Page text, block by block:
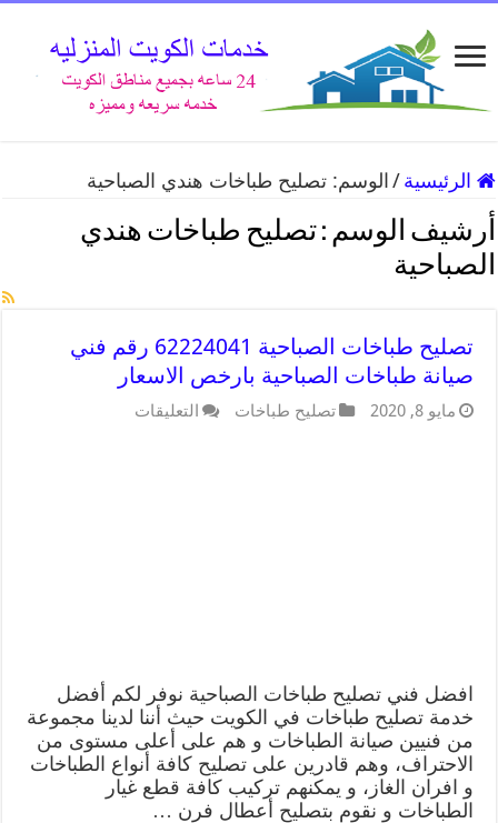
الرئيسية / الوسم:تصليح طباخات هندي الصباحية
أرشيف الوسم :تصليح طباخات هندي
الصباحية
تصليح طباخات الصباحية 62224041 رقم فني
صيانة طباخات الصباحية بارخص الاسعار
مايو 8, 2020 تصليح طباخات التعليقات
افضل فني تصليح طباخات الصباحية نوفر لكم أفضل
خدمة تصليح طباخات في الكويت حيث أننا لدينا مجموعة
من فنيين صيانة الطباخات و هم على أعلى مستوى من
الاحتراف، وهم قادرين على تصليح كافة أنواع الطباخات
و افران الغاز، و يمكنهم تركيب كافة قطع غيار
الطباخات و نقوم بتصليح أعطال فرن …